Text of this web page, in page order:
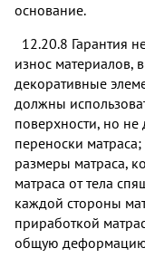
основание.
12.20.8 Гарантия
износ материалов,
декоративные
должны
поверхности, но
переноски
размеры матраса,
матраса от тела
каждой стороны
приработкой
общую деформацию